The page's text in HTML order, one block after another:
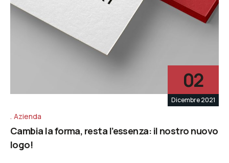
02
Dicembre 2021
Azienda
Cambia la forma, resta l’essenza: il nostro nuovo
logo!